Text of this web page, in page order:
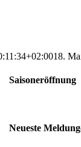
18.
Saisoneröffnung
Neueste